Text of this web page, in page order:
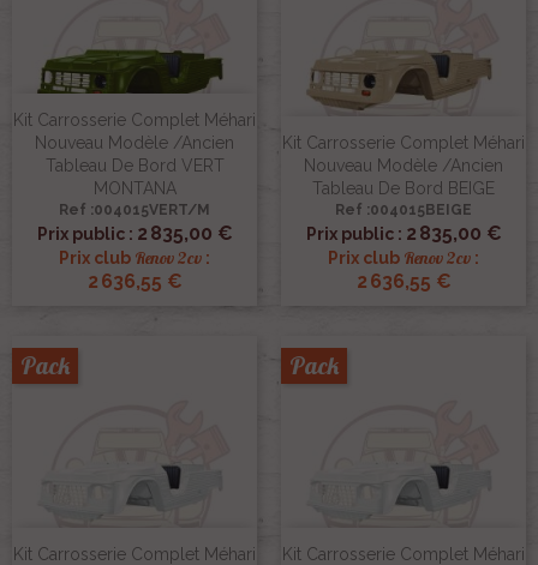
Kit Carrosserie Complet Méhari
Nouveau Modèle /ancien
Tableau De Bord VERT
MONTANA
Ref :004015VERT/M
Prix public : 2 835,00 €
Prix club Renov 2cv :
2 636,55 €
Kit Carrosserie Complet Méhari
Nouveau Modèle /ancien
Tableau De Bord BEIGE
Ref :004015BEIGE
Prix public : 2 835,00 €
Prix club Renov 2cv :
2 636,55 €
Kit Carrosserie Complet Méhari
Pack
Kit Carrosserie Complet Méhari
Pack